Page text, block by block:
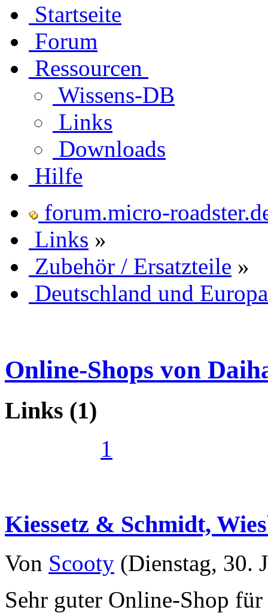
Startseite
Forum
Ressourcen
Wissens-DB
Links
Downloads
Hilfe
forum.micro-
Links »
Zubehör / Ersatzteile »
Deutschland und Europa
Online-Shops von
Links (1)
1
Kiessetz & Schmidt,
Von Scooty (Dienstag, 30.
Sehr guter Online-Shop